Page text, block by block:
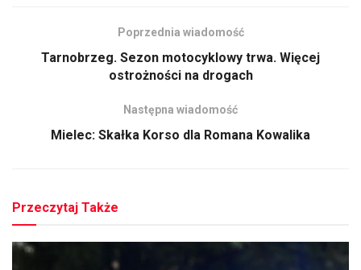
Poprzednia wiadomość
Tarnobrzeg. Sezon motocyklowy trwa. Więcej
ostrożności na drogach
Następna wiadomość
Mielec: Skałka Korso dla Romana Kowalika
Przeczytaj Także